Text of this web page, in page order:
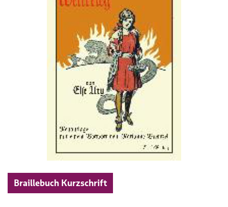
Braillebuch Kurzschrift